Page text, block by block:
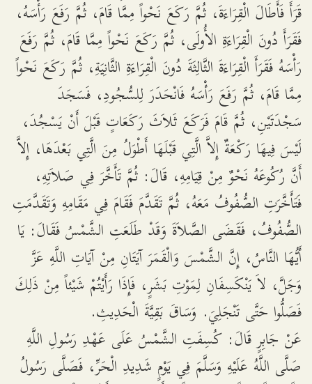
قَرَأَ فَأَطَالَ الْقِرَاءَةَ، ثُمَّ رَكَعَ نَحْواً مِمَّا قَامَ، ثُمَّ رَفَعَ رَأْسَهُ،
فَقَرَأَ دُونَ الْقِرَاءَةِ الأُولَى، ثُمَّ رَكَعَ نَحْواً مِمَّا قَامَ، ثُمَّ رَفَعَ
رَأْسَهُ فَقَرَأَ الْقِرَاءَةَ الثَّالِثَةَ دُونَ الْقِرَاءَةِ الثَّانِيَةِ، ثُمَّ رَكَعَ نَحْواً
مِمَّا قَامَ، ثُمَّ رَفَعَ رَأْسَهُ فَانْحَدَرَ لِلسُّجُودِ، فَسَجَدَ
سَجْدَتَيْنِ، ثُمَّ قَامَ فَرَكَعَ ثَلاَثَ رَكَعَاتٍ قَبْلَ أَنْ يَسْجُدَ،
لَيْسَ فِيهَا رَكْعَةٌ إِلاَّ الَّتِي قَبْلَهَا أَطْوَلُ مِنَ الَّتِي بَعْدَهَا، إِلاَّ
أَنَّ رُكُوعَهُ نَحْوٌ مِنْ قِيَامِهِ، قَالَ: ثُمَّ تَأَخَّرَ فِي صَلاَتِهِ،
فَتَأَخَّرَتِ الصُّفُوفُ مَعَهُ، ثُمَّ تَقَدَّمَ فَقَامَ فِي مَقَامِهِ وَتَقَدَّمَتِ
الصُّفُوفُ، فَقَضَى الصَّلاَةَ وَقَدْ طَلَعَتِ الشَّمْسُ فَقَالَ: يَا
أَيُّهَا النَّاسُ، إِنَّ الشَّمْسَ وَالْقَمَرَ آيَتَانِ مِنْ آيَاتِ اللَّهِ عَزَّ
وَجَلَّ، لاَ يَنْكَسِفَانِ لِمَوْتِ بَشَرٍ، فَإِذَا رَأَيْتُمْ شَيْئاً مِنْ ذَلِكَ
فَصَلُّوا حَتَّى تَنْجَلِيَ. وَسَاقَ بَقِيَّةَ الْحَدِيثِ.
عَنْ جَابِرٍ قَالَ: كُسِفَتِ الشَّمْسُ عَلَى عَهْدِ رَسُولِ اللَّهِ
صَلَّى اللَّهُ عَلَيْهِ وَسَلَّمَ فِي يَوْمٍ شَدِيدِ الْحَرِّ، فَصَلَّى رَسُولُ